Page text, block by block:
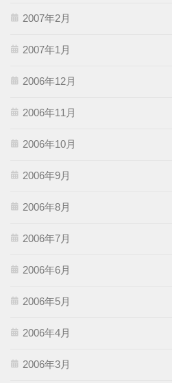
2007年2月
2007年1月
2006年12月
2006年11月
2006年10月
2006年9月
2006年8月
2006年7月
2006年6月
2006年5月
2006年4月
2006年3月